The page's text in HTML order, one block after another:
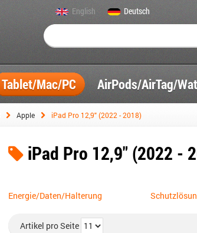
English Deutsch
Tablet/Mac/PC AirPods/AirTag/
Apple iPad Pro 12,9" (2022 - 2018)
iPad Pro 12,9" (2022 -
Energie/Daten/Halterung
Artikel pro Seite